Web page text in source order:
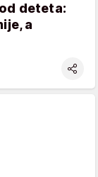
deteta:
a